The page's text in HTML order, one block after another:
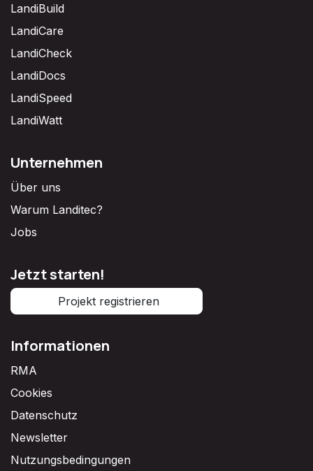
LandiBuild
LandiCare
LandiCheck
LandiDocs
LandiSpeed
LandiWatt
Unternehmen
Über uns
Warum Landitec?
Jobs
Jetzt starten!
Projekt registrieren
Informationen
RMA
Cookies
Datenschutz
Newsletter
Nutzungsbedingungen